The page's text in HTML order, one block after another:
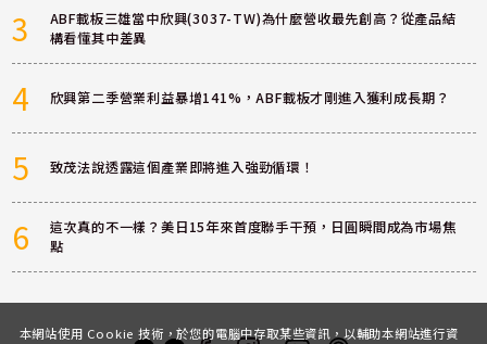
3
ABF載板三雄當中欣興(3037-TW)為什麼營收最先創高？從產品結
構看懂其中差異
4 欣興第二季營業利益暴增141%，ABF載板才剛進入獲利成長期？
5 致茂法說透露這個產業即將進入強勁循環！
6
這次真的不一樣？美日15年來首度聯手干預，日圓瞬間成為市場焦
點
本網站使用 Cookie 技術，於您的電腦中存取某些資訊，以輔助本網站進行資